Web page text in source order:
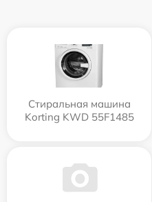
Стиральная машина
Korting KWD 55F1485